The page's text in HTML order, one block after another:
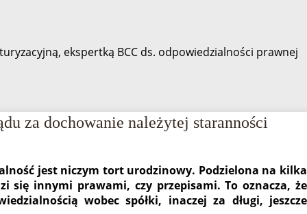
ekspertką BCC ds. odpowiedzialności prawnej
za dochowanie należytej staranności
jest niczym tort urodzinowy. Podzielona na kilka
się innymi prawami, czy przepisami. To oznacza, że
wobec spółki, inaczej za długi, jeszcze